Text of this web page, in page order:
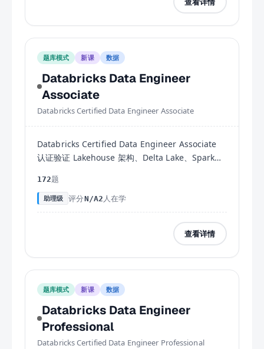
题库模式 新课 数据
Databricks Data Engineer
Associate
Databricks Certified Data Engineer Associate
Databricks Certified Data Engineer Associate
认证验证 Lakehouse 架构、Delta Lake、Spark
Unity Catalog 数据治理能力。
172题
助理级 评分N/A2 人在学
查看详情
题库模式 新课 数据
Databricks Data Engineer
Professional
Databricks Certified Data Engineer Professional